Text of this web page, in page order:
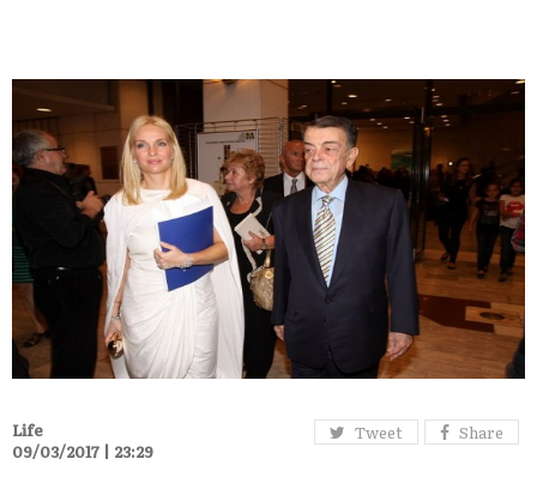
Tweet Share
Life
09/03/2017 | 23:29